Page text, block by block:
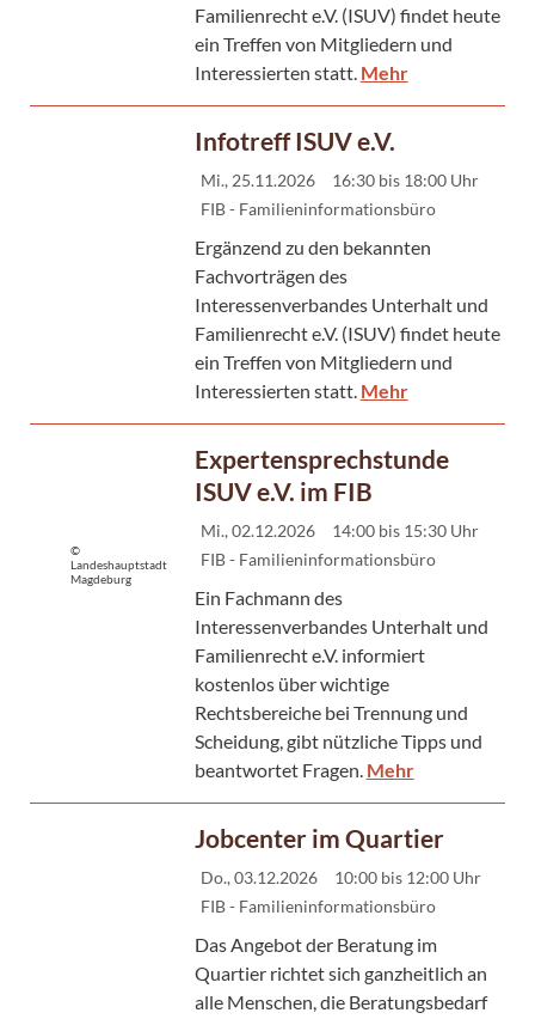
Familienrecht e.V. (ISUV) findet heute
ein Treffen von Mitgliedern und
Interessierten statt. Mehr
Infotreff ISUV e.V.
Mi., 25.11.2026
16:30 bis 18:00 Uhr
FIB - Familieninformationsbüro
Ergänzend zu den bekannten
Fachvorträgen des
Interessenverbandes Unterhalt und
Familienrecht e.V. (ISUV) findet heute
ein Treffen von Mitgliedern und
Interessierten statt. Mehr
Expertensprechstunde
ISUV e.V. im FIB
Mi., 02.12.2026
14:00 bis 15:30 Uhr
FIB - Familieninformationsbüro
Ein Fachmann des
Interessenverbandes Unterhalt und
Familienrecht e.V. informiert
kostenlos über wichtige
Rechtsbereiche bei Trennung und
Scheidung, gibt nützliche Tipps und
beantwortet Fragen. Mehr
©
Landeshauptstadt
Magdeburg
Jobcenter im Quartier
Do., 03.12.2026
10:00 bis 12:00 Uhr
FIB - Familieninformationsbüro
Das Angebot der Beratung im
Quartier richtet sich ganzheitlich an
alle Menschen, die Beratungsbedarf